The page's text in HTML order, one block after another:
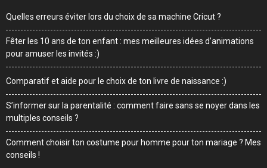
Quelles erreurs éviter lors du choix de sa machine Cricut ?
Fêter les 10 ans de ton enfant : mes meilleures idées d’animations
pour amuser les invités :)
Comparatif et aide pour le choix de ton livre de naissance :)
S’informer sur la parentalité : comment faire sans se noyer dans les
multiples conseils ?
Comment choisir ton costume pour homme pour ton mariage ? Mes
conseils !